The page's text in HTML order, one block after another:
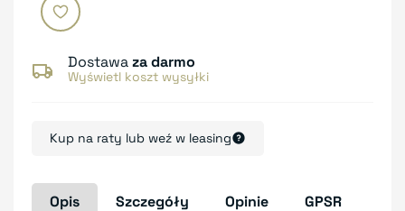
Dostawaza darmo
Wyświetl koszt wysyłki
Kup na raty lub weź w leasing
Opis Szczegóły Opinie GPSR